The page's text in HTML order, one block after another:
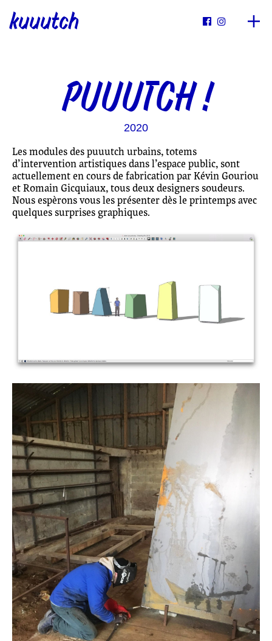
kuuutch  
PUUUTCH !
2020
Les modules des puuutch urbains, totems
d’intervention artistiques dans l’espace public, sont
actuellement en cours de fabrication par Kévin Gouriou
et Romain Gicquiaux, tous deux designers soudeurs.
Nous espèrons vous les présenter dès le printemps avec
quelques surprises graphiques.